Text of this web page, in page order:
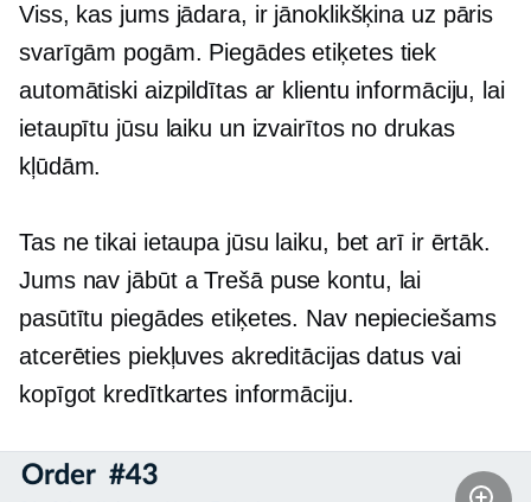
Viss, kas jums jādara, ir jānoklikšķina uz pāris
svarīgām pogām. Piegādes etiķetes tiek
automātiski aizpildītas ar klientu informāciju, lai
ietaupītu jūsu laiku un izvairītos no drukas
kļūdām.
Tas ne tikai ietaupa jūsu laiku, bet arī ir ērtāk.
Jums nav jābūt aTrešā puse kontu, lai
pasūtītu piegādes etiķetes. Nav nepieciešams
atcerēties piekļuves akreditācijas datus vai
kopīgot kredītkartes informāciju.